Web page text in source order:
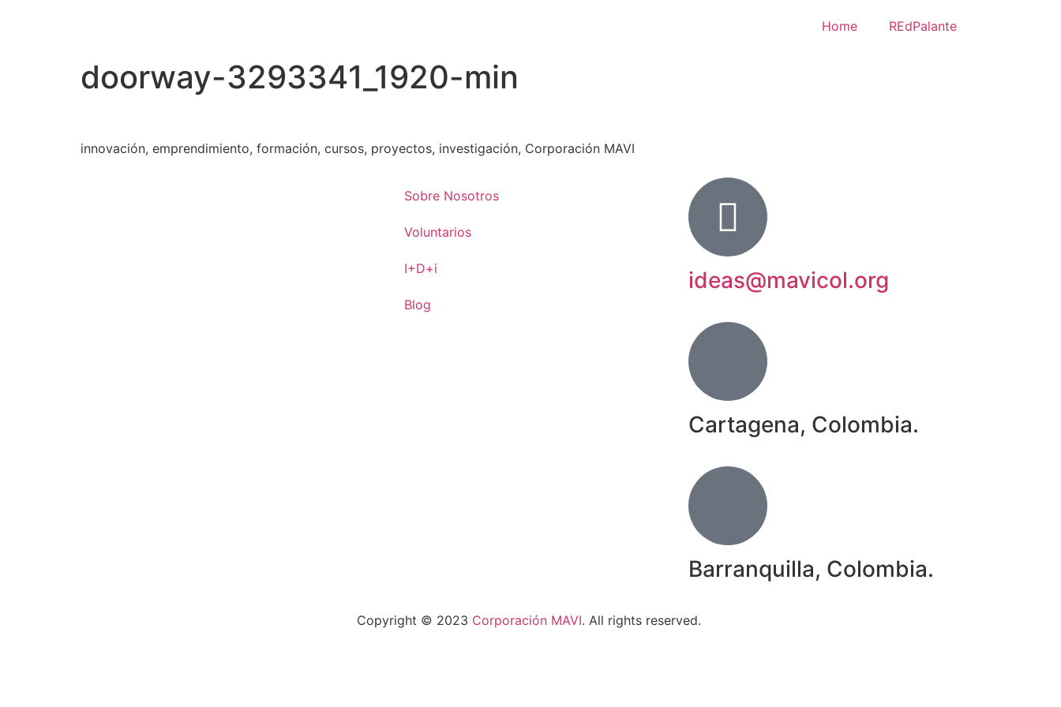
Home REdPalante
doorway-3293341_1920-min
innovación, emprendimiento, formación, cursos, proyectos, investigación, Corporación MAVI
Sobre Nosotros
Voluntarios
I+D+i
Blog
ideas@mavicol.org
Cartagena, Colombia.
Barranquilla, Colombia.
Copyright © 2023 Corporación MAVI. All rights reserved.